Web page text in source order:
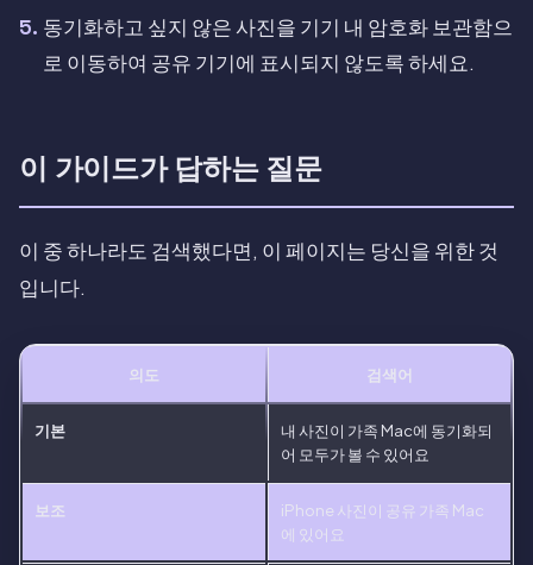
동기화하고 싶지 않은 사진을 기기 내 암호화 보관함으
로 이동하여 공유 기기에 표시되지 않도록 하세요.
이 가이드가 답하는 질문
이 중 하나라도 검색했다면, 이 페이지는 당신을 위한 것
입니다.
의도 검색어
기본
내 사진이 가족 Mac에 동기화되
어 모두가 볼 수 있어요
보조
iPhone 사진이 공유 가족 Mac
에 있어요